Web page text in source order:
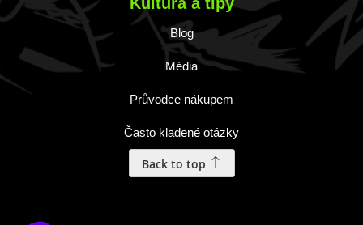
Blog
Média
Průvodce nákupem
Často kladené otázky
Back to top